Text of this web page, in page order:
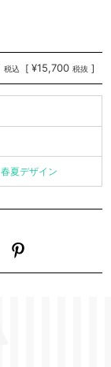
税込 [ ¥15,700 税抜 ]
春夏デザイン